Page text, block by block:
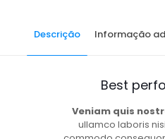
Descrição Informação
Best
Veniam quis
ullamco laboris